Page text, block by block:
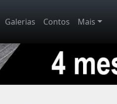
Galerias Contos Mais